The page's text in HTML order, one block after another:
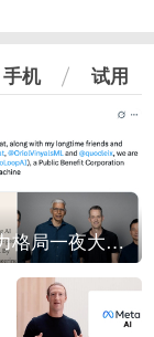
手机 试用
谷歌AI权力格局一夜大洗牌